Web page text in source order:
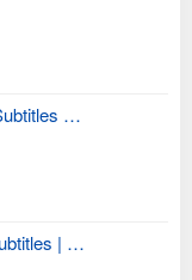
…
| …